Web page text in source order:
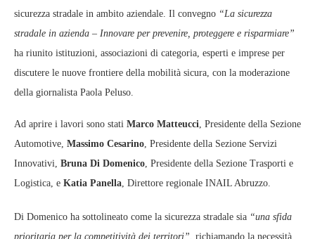
sicurezza stradale in ambito aziendale. Il convegno “La sicurezza
stradale in azienda – Innovare per prevenire, proteggere e risparmiare”
ha riunito istituzioni, associazioni di categoria, esperti e imprese per
discutere le nuove frontiere della mobilità sicura, con la moderazione
della giornalista Paola Peluso.
Ad aprire i lavori sono stati Marco Matteucci , Presidente della Sezione
Automotive, Massimo Cesarino , Presidente della Sezione Servizi
Innovativi, Bruna Di Domenico , Presidente della Sezione Trasporti e
Logistica, e Katia Panella , Direttore regionale INAIL Abruzzo.
Di Domenico ha sottolineato come la sicurezza stradale sia “una sfida
prioritaria per la competitività dei territori”, richiamando la necessità